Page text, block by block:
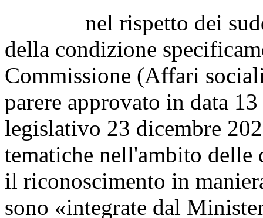
nel rispetto dei
della condizione
Commissione (Affari
parere approvato in data
legislativo 23 dicembre
tematiche nell'ambito
il riconoscimento in
sono «integrate dal